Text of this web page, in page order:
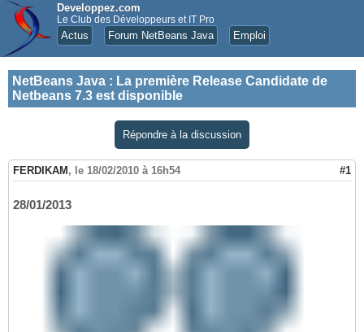
Developpez.com
Le Club des Développeurs et IT Pro
Actus Forum NetBeans Java Emploi
NetBeans Java : La première Release Candidate de
Netbeans 7.3 est disponible
Répondre à la discussion
FERDIKAM , le 18/02/2010 à 16h54 #1
28/01/2013